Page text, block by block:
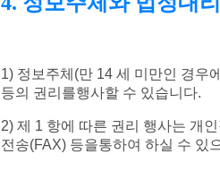
1) 정보주체(만 14 세 미만인 경우
등의 권리를행사할 수 있습니다.
2) 제 1 항에 따른 권리 행사는 개
전송(FAX) 등을통하여 하실 수 있